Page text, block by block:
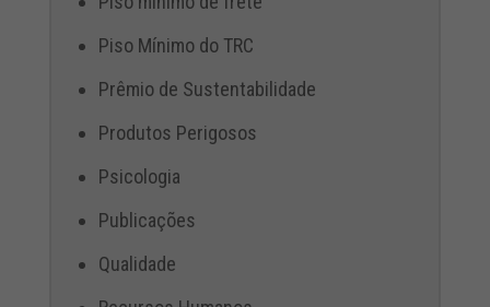
Piso Mínimo do TRC
Prêmio de Sustentabilidade
Produtos Perigosos
Psicologia
Publicações
Qualidade